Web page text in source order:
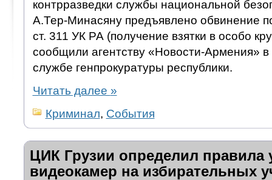
контрразведки службы национальной
А.Тер-Минасяну предъявлено обвинение
ст. 311 УК РА (получение взятки в особо
сообщили агентству «Новости-Армения» в
службе генпрокуратуры республики.
Читать далее »
Криминал, События
ЦИК Грузии определил правила
видеокамер на избирательных